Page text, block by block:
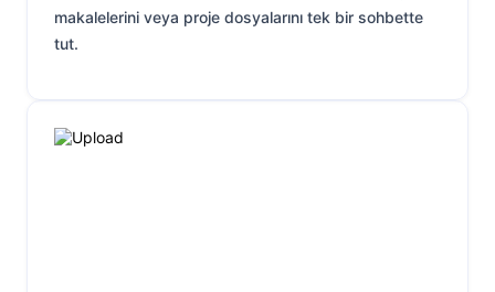
makalelerini veya proje dosyalarını tek bir sohbette
tut.